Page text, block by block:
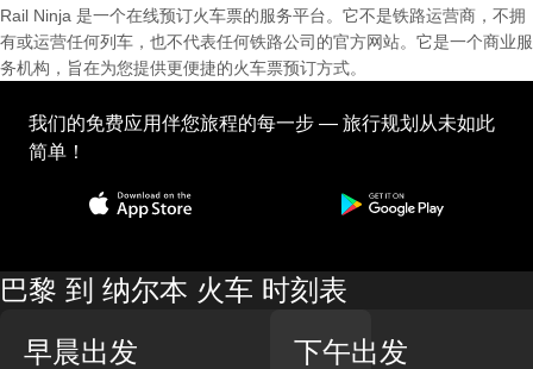
Rail Ninja 是一个在线预订火车票的服务平台。它不是铁路运营商，不拥
有或运营任何列车，也不代表任何铁路公司的官方网站。它是一个商业服
务机构，旨在为您提供更便捷的火车票预订方式。
我们的免费应用伴您旅程的每一步 — 旅行规划从未如此
简单！
巴黎 到 纳尔本 火车 时刻表
早晨出发
下午出发